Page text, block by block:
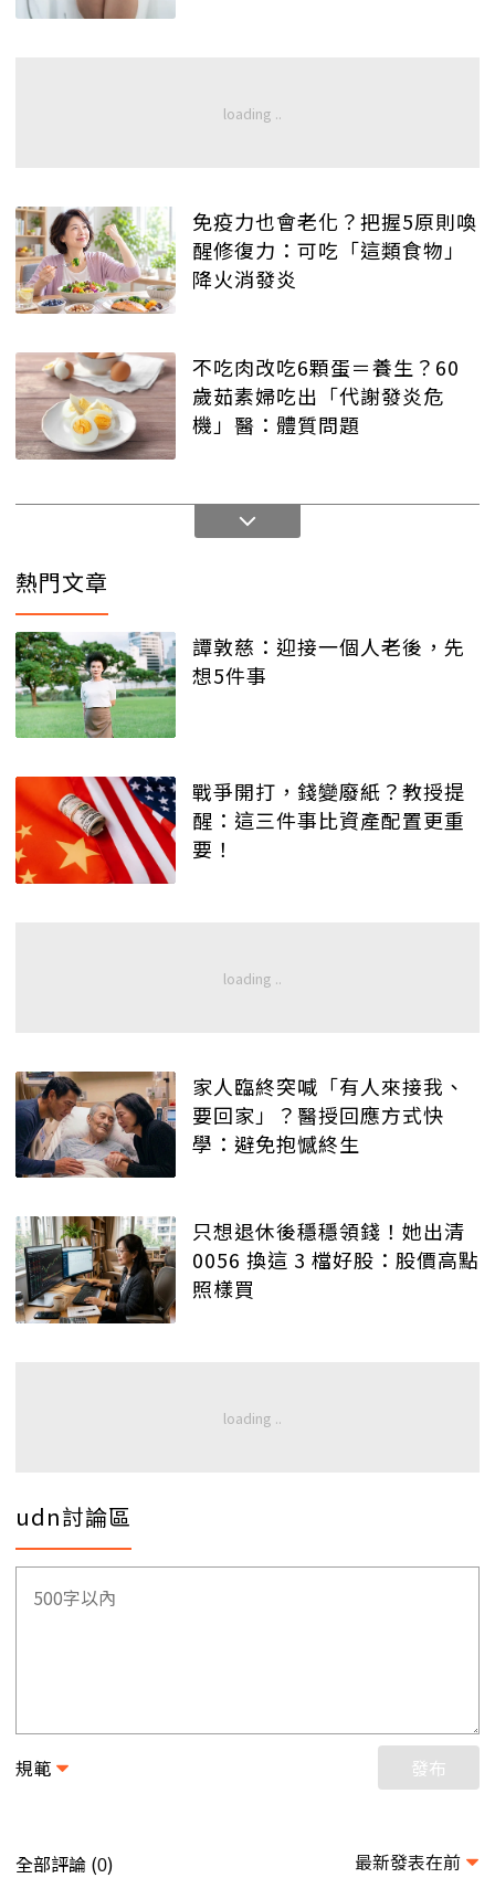
免疫力也會老化？把握5原則喚
醒修復力：可吃「這類食物」
降火消發炎
不吃肉改吃6顆蛋＝養生？60
歲茹素婦吃出「代謝發炎危
機」醫：體質問題
熱門文章
譚敦慈：迎接一個人老後，先
想5件事
戰爭開打，錢變廢紙？教授提
醒：這三件事比資產配置更重
要！
家人臨終突喊「有人來接我、
要回家」？醫授回應方式快
學：避免抱憾終生
只想退休後穩穩領錢！她出清
0056 換這 3 檔好股：股價高點
照樣買
udn討論區
規範 發布
全部評論 (0) 最新發表在前